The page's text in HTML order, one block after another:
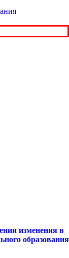
изменения в
образования